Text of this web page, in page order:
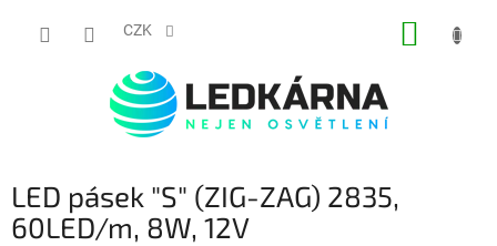
CZK
LED pásek "S" (ZIG-ZAG) 2835,
60LED/m, 8W, 12V